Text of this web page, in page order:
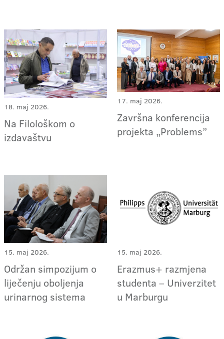
18. maj 2026.
Na Filološkom o
izdavaštvu
17. maj 2026.
Završna konferencija
projekta „Problems”
15. maj 2026.
Održan simpozijum o
liječenju oboljenja
urinarnog sistema
15. maj 2026.
Erazmus+ razmjena
studenta – Univerzitet
u Marburgu